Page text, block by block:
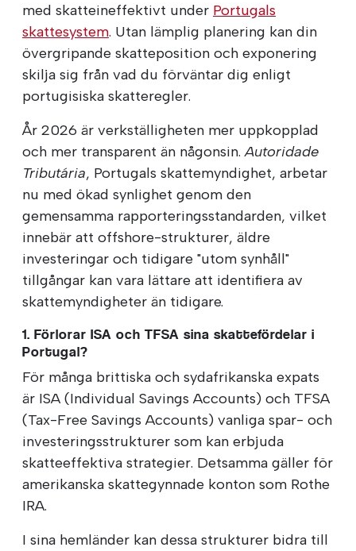
med skatteineffektivt under Portugals
skattesystem. Utan lämplig planering kan din
övergripande skatteposition och exponering
skilja sig från vad du förväntar dig enligt
portugisiska skatteregler.
År 2026 är verkställigheten mer uppkopplad
och mer transparent än någonsin.Autoridade
Tributária, Portugals skattemyndighet, arbetar
nu med ökad synlighet genom den
gemensamma rapporteringsstandarden, vilket
innebär att offshore-strukturer, äldre
investeringar och tidigare "utom synhåll"
tillgångar kan vara lättare att identifiera av
skattemyndigheter än tidigare.
1. Förlorar ISA och TFSA sina skattefördelar i
Portugal?
För många brittiska och sydafrikanska expats
är ISA (Individual Savings Accounts) och TFSA
(Tax-Free Savings Accounts) vanliga spar- och
investeringsstrukturer som kan erbjuda
skatteeffektiva strategier. Detsamma gäller för
amerikanska skattegynnade konton som Rothe
IRA.
I sina hemländer kan dessa strukturer bidra till